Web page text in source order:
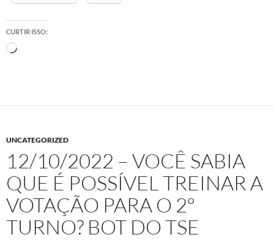
CURTIR ISSO:
Carregando...
UNCATEGORIZED
12/10/2022 – VOCÊ SABIA
QUE É POSSÍVEL TREINAR A
VOTAÇÃO PARA O 2º
TURNO? BOT DO TSE